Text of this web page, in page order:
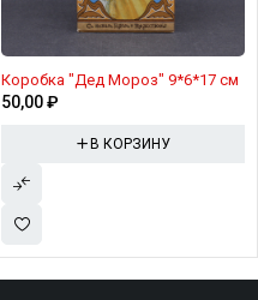
Коробка "Дед Мороз" 9*6*17 см
50,00₽
В КОРЗИНУ